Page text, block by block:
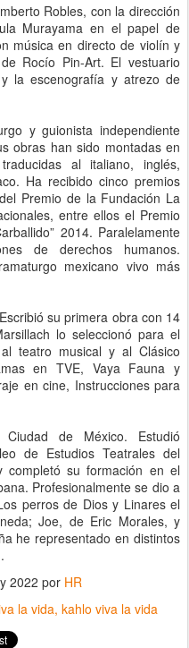
Robles, con la dirección
Murayama en el papel de
música en directo de violín y
Rocío Pin-Art. El vestuario
la escenografía y atrezo de
y guionista independiente
obras han sido montadas en
al italiano, inglés,
Ha recibido cinco premios
Premio de la Fundación La
entre ellos el Premio
2014. Paralelamente
de derechos humanos.
mexicano vivo más
su primera obra con 14
lo seleccionó para el
teatro musical y al Clásico
en TVE, Vaya Fauna y
en cine, Instrucciones para
de México. Estudió
de Estudios Teatrales del
completó su formación en el
Profesionalmente se dio a
perros de Dios y Linares el
Joe, de Eric Morales, y
he representado en distintos
2022 por HR
la vida kahlo viva la vida